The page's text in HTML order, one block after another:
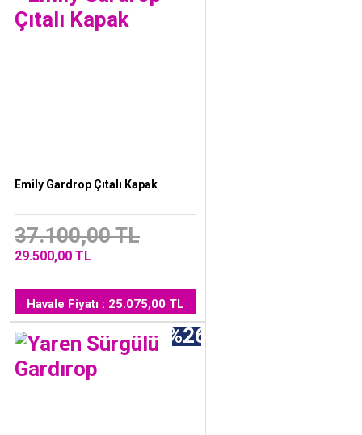
Emily Gardrop Çıtalı Kapak
37.100,00 TL
29.500,00 TL
Havale Fiyatı : 25.075,00 TL
%26